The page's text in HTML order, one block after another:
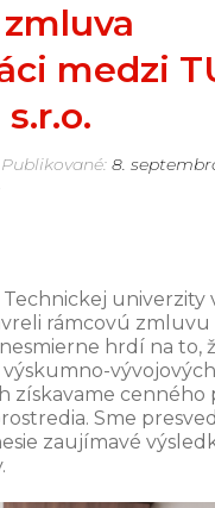
medzi
Publikované: 8.
univerzity
rámcovú zmluvu
hrdí na to,
vývojových
získavame cenného
Sme
zaujímavé